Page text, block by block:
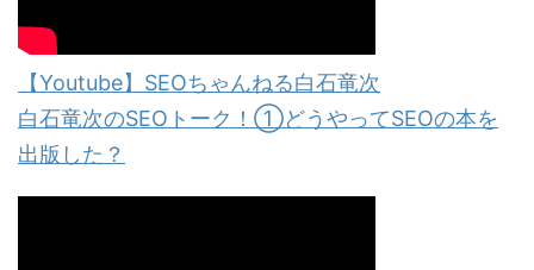
【Youtube】SEOちゃんねる白石竜次
白石竜次のSEOトーク！①どうやってSEOの本を
出版した？